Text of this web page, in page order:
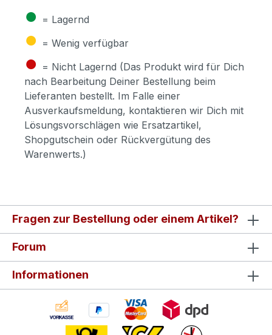
● = Lagernd
● = Wenig verfügbar
● = Nicht Lagernd (Das Produkt wird für Dich
nach Bearbeitung Deiner Bestellung beim
Lieferanten bestellt. Im Falle einer
Ausverkaufsmeldung, kontaktieren wir Dich mit
Lösungsvorschlägen wie Ersatzartikel,
Shopgutschein oder Rückvergütung des
Warenwerts.)
Fragen zur Bestellung oder einem Artikel?
Forum
Informationen